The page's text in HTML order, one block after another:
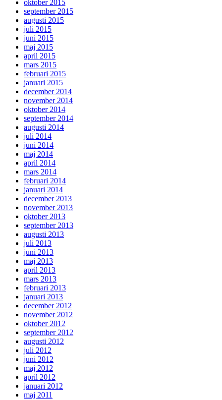
oktober 2015
september 2015
augusti 2015
juli 2015
juni 2015
maj 2015
april 2015
mars 2015
februari 2015
januari 2015
december 2014
november 2014
oktober 2014
september 2014
augusti 2014
juli 2014
juni 2014
maj 2014
april 2014
mars 2014
februari 2014
januari 2014
december 2013
november 2013
oktober 2013
september 2013
augusti 2013
juli 2013
juni 2013
maj 2013
april 2013
mars 2013
februari 2013
januari 2013
december 2012
november 2012
oktober 2012
september 2012
augusti 2012
juli 2012
juni 2012
maj 2012
april 2012
januari 2012
maj 2011